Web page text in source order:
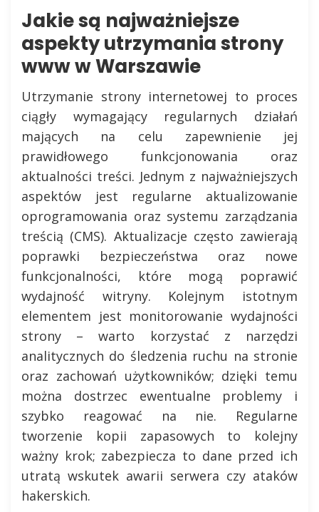
Jakie są najważniejsze
aspekty utrzymania strony
www w Warszawie
Utrzymanie strony internetowej to proces
ciągły wymagający regularnych działań
mających na celu zapewnienie jej
prawidłowego funkcjonowania oraz
aktualności treści. Jednym z najważniejszych
aspektów jest regularne aktualizowanie
oprogramowania oraz systemu zarządzania
treścią (CMS). Aktualizacje często zawierają
poprawki bezpieczeństwa oraz nowe
funkcjonalności, które mogą poprawić
wydajność witryny. Kolejnym istotnym
elementem jest monitorowanie wydajności
strony – warto korzystać z narzędzi
analitycznych do śledzenia ruchu na stronie
oraz zachowań użytkowników; dzięki temu
można dostrzec ewentualne problemy i
szybko reagować na nie. Regularne
tworzenie kopii zapasowych to kolejny
ważny krok; zabezpiecza to dane przed ich
utratą wskutek awarii serwera czy ataków
hakerskich.